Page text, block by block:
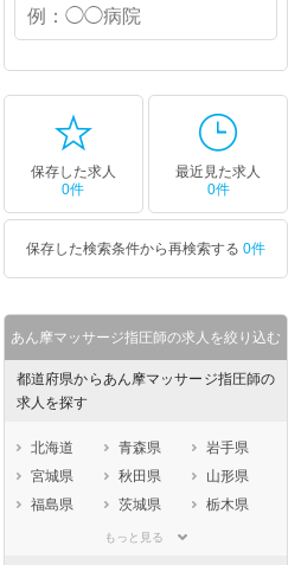
保存した求人
0件
最近見た求人
0件
保存した検索条件から再検索する 0件
あん摩マッサージ指圧師の求人を絞り込む
都道府県からあん摩マッサージ指圧師の
求人を探す
北海道 青森県
岩手県
宮城県
秋田県
山形県
福島県
茨城県
栃木県
埼玉県
もっと見る